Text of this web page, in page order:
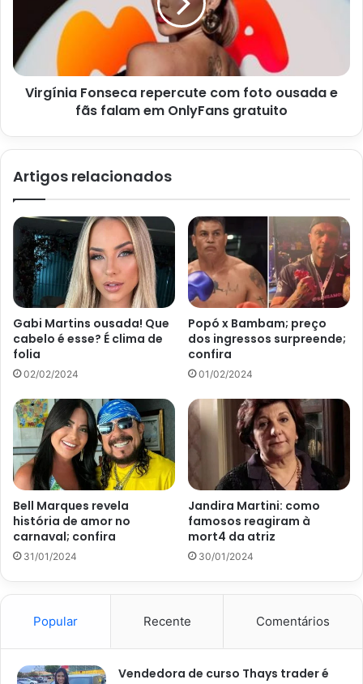
internauta terá que divulgar o número do CPF (Cadastro
de Pessoa Física). Assim, vai garantir que não haja mais os
mutirões de votos, com uma pessoa votando várias vezes
e de computadores diversos.
Aliás, em uma oportunidade, já se registrou mais de 1
bilhão de votos em um paredão. Então, para evitar esses
E o anúncio aconteceu nesta quinta-feira (24), quando a
emissora carioca divulgou para a imprensa os detalhes da
disputa no ano que vem.
Contudo, essa mudança é praticamente a única do reality
show de tanto sucesso. Nas demais regras, praticamente
não haverá mudanças, já que o formato vem sempre
agradando aos fãs.
edição e já valendo as novas regras determinadas e
anunciadas nesta semana.
E oPortal Atualizei, o seu preferido da internet, vai
acompanhar os detalhes e o dia a dia da casa mais vigiada
do Brasil.
Ainda nesta quinta, o portal de notícias do jornal
assunto.
disputa
Virgínia Fonseca repercute com foto ousada e
fãs falam em OnlyFans gratuito
Artigos relacionados
Gabi Martins ousada! Que
cabelo é esse? É clima de
folia
02/02/2024
Popó x Bambam; preço
dos ingressos surpreende;
confira
01/02/2024
Bell Marques revela
história de amor no
carnaval; confira
31/01/2024
Jandira Martini: como
famosos reagiram à
mort4 da atriz
30/01/2024
Popular Recente Comentários
Vendedora de curso Thays trader é